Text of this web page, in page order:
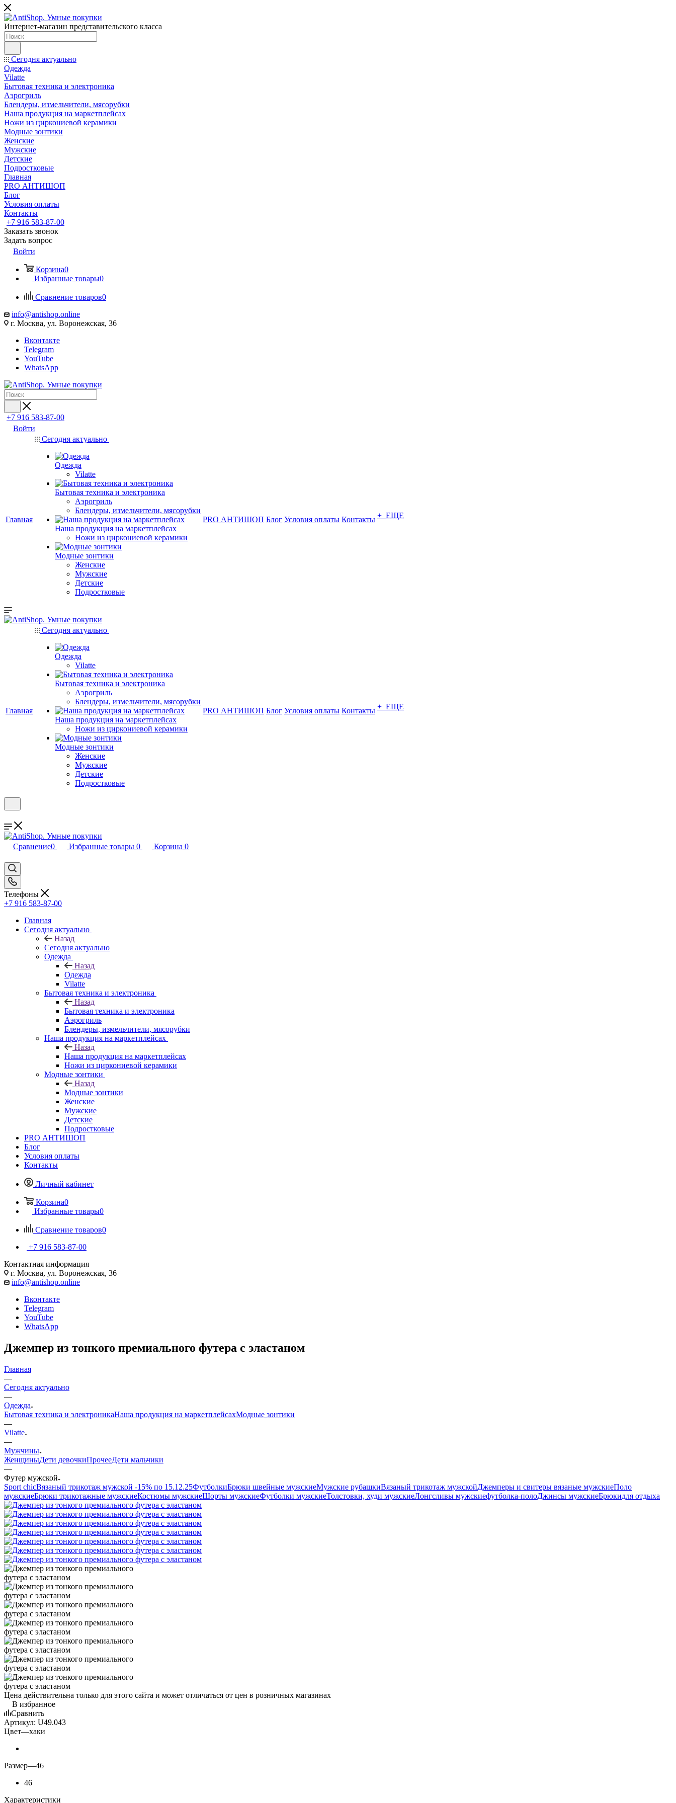
Интернет-магазин представительского класса
Сегодня актуально
Одежда
Vilatte
Бытовая техника и электроника
Аэрогриль
Блендеры, измельчители, мясорубки
Наша продукция на маркетплейсах
Ножи из циркониевой керамики
Модные зонтики
Женские
Мужские
Детские
Подростковые
Главная
PRO АНТИШОП
Блог
Условия оплаты
Контакты
+7 916 583-87-00
Заказать звонок
Задать вопрос
Войти
Корзина0
Избранные товары0
Сравнение товаров0
info@antishop.online
г. Москва, ул. Воронежская, 36
Вконтакте
Telegram
YouTube
WhatsApp
+7 916 583-87-00
Войти
Главная
Сегодня актуально
Одежда
Vilatte
Бытовая техника и электроника
Аэрогриль
Блендеры, измельчители, мясорубки
Наша продукция на маркетплейсах
Ножи из циркониевой керамики
Модные зонтики
Женские
Мужские
Детские
Подростковые
PRO АНТИШОП Блог Условия оплаты Контакты + ЕЩЕ
Главная
Сегодня актуально
Одежда
Vilatte
Бытовая техника и электроника
Аэрогриль
Блендеры, измельчители, мясорубки
Наша продукция на маркетплейсах
Ножи из циркониевой керамики
Модные зонтики
Женские
Мужские
Детские
Подростковые
PRO АНТИШОП Блог Условия оплаты Контакты + ЕЩЕ
Сравнение0 Избранные товары 0 Корзина 0
Телефоны
+7 916 583-87-00
Главная
Сегодня актуально
Назад
Сегодня актуально
Одежда
Назад
Одежда
Vilatte
Бытовая техника и электроника
Назад
Бытовая техника и электроника
Аэрогриль
Блендеры, измельчители, мясорубки
Наша продукция на маркетплейсах
Назад
Наша продукция на маркетплейсах
Ножи из циркониевой керамики
Модные зонтики
Назад
Модные зонтики
Женские
Мужские
Детские
Подростковые
PRO АНТИШОП
Блог
Условия оплаты
Контакты
Личный кабинет
Корзина0
Избранные товары0
Сравнение товаров0
+7 916 583-87-00
Контактная информация
г. Москва, ул. Воронежская, 36
info@antishop.online
Вконтакте
Telegram
YouTube
WhatsApp
Джемпер из тонкого премиального футера с эластаном
Главная
—
Сегодня актуально
—
Одежда
Бытовая техника и электроникаНаша продукция на маркетплейсахМодные зонтики
—
Vilatte
—
Мужчины
ЖенщиныДети девочкиПрочееДети мальчики
—
Футер мужской
Sport chicВязаный трикотаж мужской -15% по 15.12.25ФутболкиБрюки швейные мужскиеМужские рубашкиВязаный трикотаж мужскойДжемперы и свитеры вязаные мужскиеПоло
мужскиеБрюки трикотажные мужскиеКостюмы мужскиеШорты мужскиеФутболки мужскиеТолстовки, худи мужскиеЛонгсливы мужскиефутболка-полоДжинсы мужскиеБрюкидля отдыха
Цена действительна только для этого сайта и может отличаться от цен в розничных магазинах
В избранное
Сравнить
Артикул: U49.043
Цвет—хаки
Размер—46
46
Характеристики